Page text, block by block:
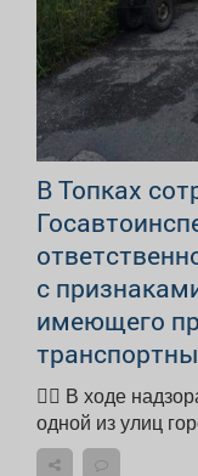
В Топках
с
имеющего
👮‍♂ В ходе
одной из улиц